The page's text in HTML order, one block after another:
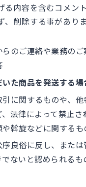
る内容を含むコメン
、削除する事がありま
らのご連絡や業務の
いた商品を発送する場
引に関するものや、
法律によって禁止さ
斡旋などに関するも
序良俗に反し、または
ないと認められるも